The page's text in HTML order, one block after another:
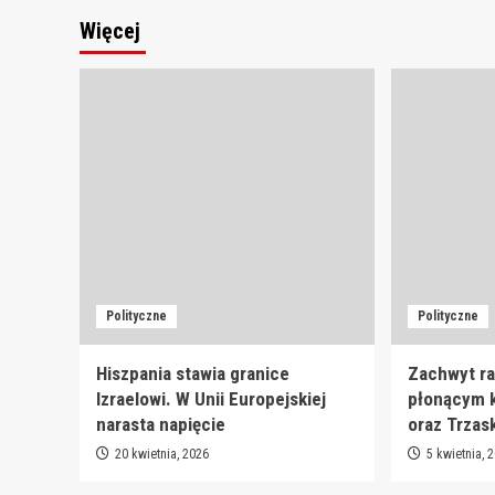
Więcej
Polityczne
Hiszpania stawia granice
Izraelowi. W Unii Europejskiej
narasta napięcie
20 kwietnia, 2026
Polityczne
Zachwyt
płonącym
oraz
5 kwietnia,